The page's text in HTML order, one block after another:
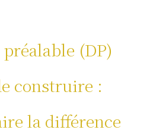
(DP)
construire :
la différence